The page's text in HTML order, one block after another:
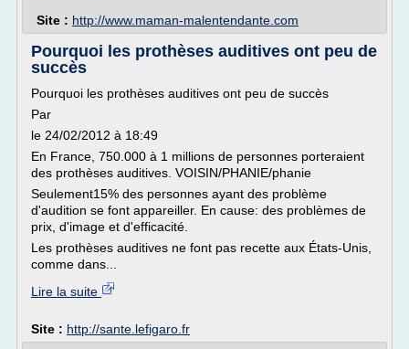
Site : http://www.maman-malentendante.com
Pourquoi les prothèses auditives ont peu de
succès
Pourquoi les prothèses auditives ont peu de succès
Par
le 24/02/2012 à 18:49
En France, 750.000 à 1 millions de personnes porteraient
des prothèses auditives. VOISIN/PHANIE/phanie
Seulement15% des personnes ayant des problème
d'audition se font appareiller. En cause: des problèmes de
prix, d'image et d'efficacité.
Les prothèses auditives ne font pas recette aux États-Unis,
comme dans...
Lire la suite
Site : http://sante.lefigaro.fr